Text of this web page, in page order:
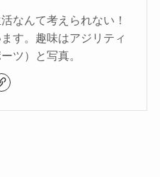
なんて考えられない！
す。趣味はアジリティ
ツ）と写真。